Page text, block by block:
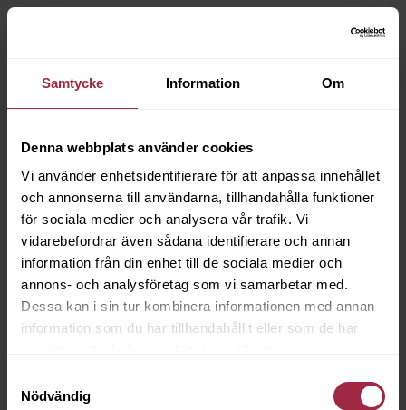
Samtycke Information Om
Denna webbplats använder cookies
Vi använder enhetsidentifierare för att anpassa innehållet
och annonserna till användarna, tillhandahålla funktioner
för sociala medier och analysera vår trafik. Vi
vidarebefordrar även sådana identifierare och annan
information från din enhet till de sociala medier och
annons- och analysföretag som vi samarbetar med.
Dessa kan i sin tur kombinera informationen med annan
information som du har tillhandahållit eller som de har
Nödvändig